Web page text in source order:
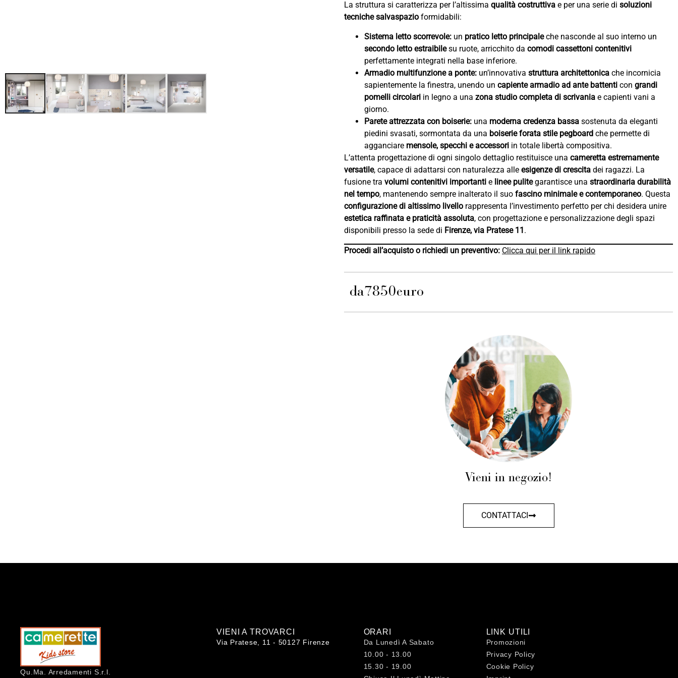
La struttura si caratterizza per l’altissima qualità costruttiva e per una serie di soluzioni
tecniche salvaspazio formidabili:
Sistema letto scorrevole: un pratico letto principaleche nasconde al suo interno un
secondo letto estraibilesu ruote, arricchito da comodi cassettoni contenitivi
perfettamente integrati nella base inferiore.
Armadio multifunzione a ponte: un’innovativa struttura architettonica che incornicia
sapientemente la finestra, unendo un capiente armadio ad ante battenti con grandi
pomelli circolari in legno a una zona studio completa di scrivania e capienti vani a
giorno.
Parete attrezzata con boiserie: una moderna credenza bassa sostenuta da eleganti
piedini svasati, sormontata da una boiserie forata stile pegboard che permette di
agganciare mensole, specchi e accessori in totale libertà compositiva.
L’attenta progettazione di ogni singolo dettaglio restituisce una cameretta estremamente
versatile, capace di adattarsi con naturalezza alle esigenze di crescita dei ragazzi. La
fusione tra volumi contenitivi importanti e linee pulitegarantisce una straordinaria durabilità
nel tempo, mantenendo sempre inalterato il suo fascino minimale e contemporaneo. Questa
configurazione di altissimo livello rappresenta l’investimento perfetto per chi desidera unire
estetica raffinata e praticità assoluta, con progettazione e personalizzazione degli spazi
disponibili presso la sede di Firenze, via Pratese 11.
Procedi all’acquisto o richiedi un preventivo: Clicca qui per il link rapido
da7850euro
Vieni in negozio!
CONTATTACI
Qu.Ma. Arredamenti S.r.l.
VIENI A TROVARCI
Via Pratese, 11 - 50127 Firenze
ORARI
Da Lunedì A Sabato
10.00 - 13.00
15.30 - 19.00
LINK UTILI
Promozioni
Privacy Policy
Cookie Policy